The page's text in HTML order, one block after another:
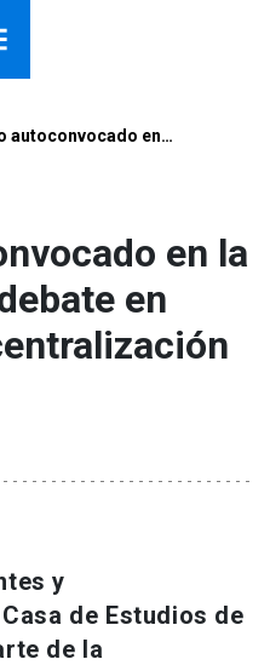
autoconvocado en…
en la
en
y
de Estudios de
de la